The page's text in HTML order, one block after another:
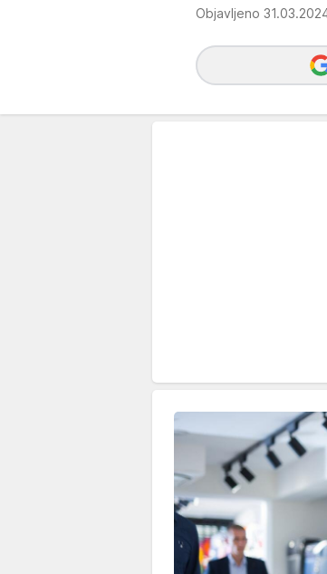
Objavljeno